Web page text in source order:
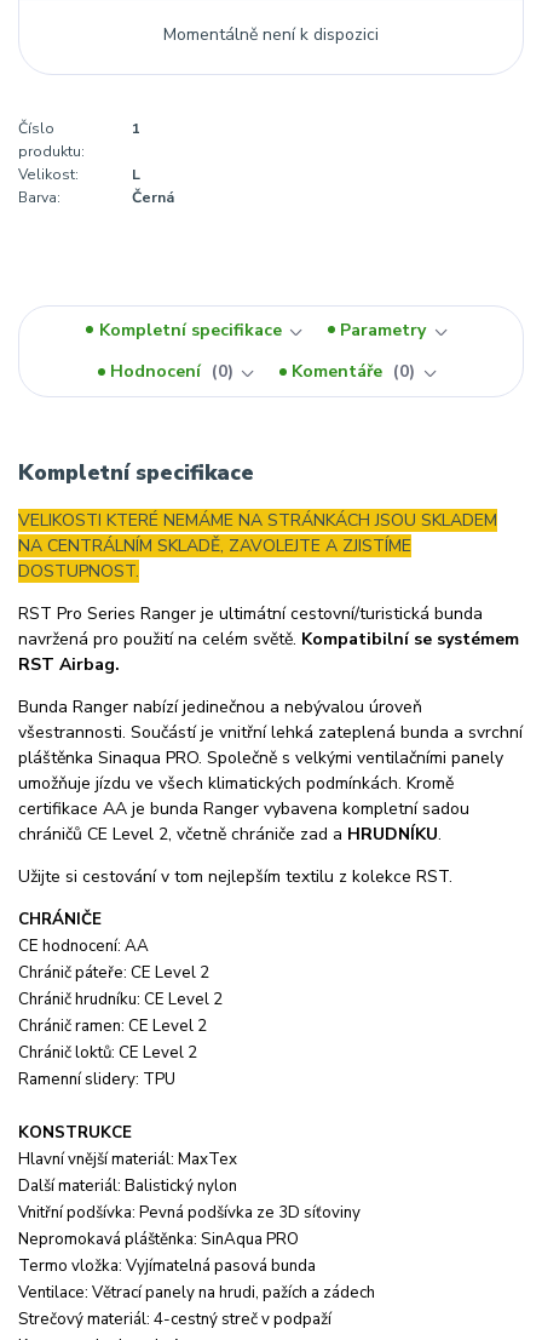
Momentálně není k dispozici
Číslo
produktu:
1
Velikost:
L
Barva:
Černá
Kompletní specifikace
Parametry
Hodnocení
0 Komentáře 0
Kompletní specifikace
VELIKOSTI KTERÉ NEMÁME NA STRÁNKÁCH JSOU SKLADEM
NA CENTRÁLNÍM SKLADĚ, ZAVOLEJTE A ZJISTÍME
DOSTUPNOST.
RST Pro Series Ranger je ultimátní cestovní/turistická bunda
navržená pro použití na celém světě. Kompatibilní se systémem
RST Airbag.
Bunda Ranger nabízí jedinečnou a nebývalou úroveň
všestrannosti. Součástí je vnitřní lehká zateplená bunda a svrchní
pláštěnka Sinaqua PRO. Společně s velkými ventilačními panely
umožňuje jízdu ve všech klimatických podmínkách. Kromě
certifikace AA je bunda Ranger vybavena kompletní sadou
chráničů CE Level 2, včetně chrániče zad a HRUDNÍKU.
Užijte si cestování v tom nejlepším textilu z kolekce RST.
CHRÁNIČE
CE hodnocení: AA
Chránič páteře: CE Level 2
Chránič hrudníku: CE Level 2
Chránič ramen: CE Level 2
Chránič loktů: CE Level 2
Ramenní slidery: TPU
KONSTRUKCE
Hlavní vnější materiál: MaxTex
Další materiál: Balistický nylon
Vnitřní podšívka: Pevná podšívka ze 3D síťoviny
Nepromokavá pláštěnka: SinAqua PRO
Termo vložka: Vyjímatelná pasová bunda
Ventilace: Větrací panely na hrudi, pažích a zádech
Strečový materiál: 4-cestný streč v podpaží